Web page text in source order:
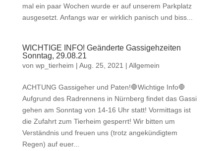
mal ein paar Wochen wurde er auf unserem Parkplatz
ausgesetzt. Anfangs war er wirklich panisch und biss...
WICHTIGE INFO! Geänderte Gassigehzeiten
Sonntag, 29.08.21
von wp_tierheim | Aug. 25, 2021 | Allgemein
ACHTUNG Gassigeher und Paten!🛑Wichtige Info🛑
Aufgrund des Radrennens in Nürnberg findet das Gassi
gehen am Sonntag von 14-16 Uhr statt! Vormittags ist
die Zufahrt zum Tierheim gesperrt! Wir bitten um
Verständnis und freuen uns (trotz angekündigtem
Regen) auf euer...